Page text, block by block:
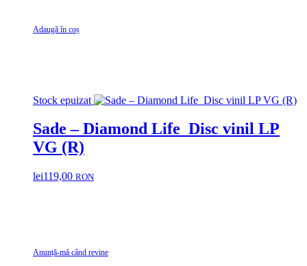
Adaugă în coș
Stock epuizat
Sade – Diamond Life Disc vinil LP
VG (R)
lei119,00 RON
Anunță-mă când revine